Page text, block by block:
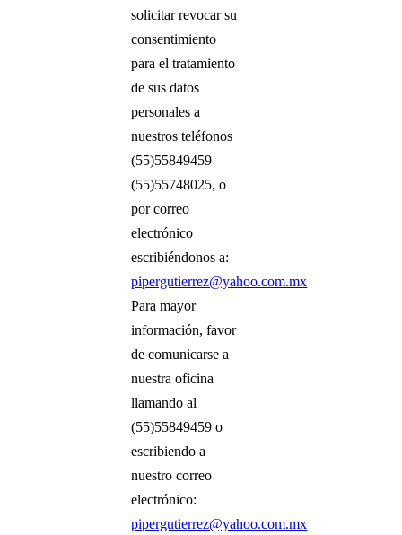
solicitar revocar su
consentimiento
para el tratamiento
de sus datos
personales a
nuestros teléfonos
(55)55849459
(55)55748025, o
por correo
electrónico
escribiéndonos a:
pipergutierrez@yahoo.com.mx
Para mayor
información, favor
de comunicarse a
nuestra oficina
llamando al
(55)55849459 o
escribiendo a
nuestro correo
electrónico:
pipergutierrez@yahoo.com.mx